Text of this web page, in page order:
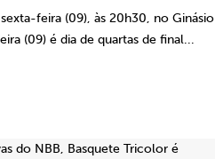
feira (09), às 20h30, no Ginásio
(09) é dia de quartas de final...